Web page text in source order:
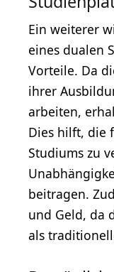
Ein weiterer
eines dualen
Vorteile. Da
ihrer
arbeiten,
Dies hilft, die
Studiums zu
beitragen.
und Geld, da
als